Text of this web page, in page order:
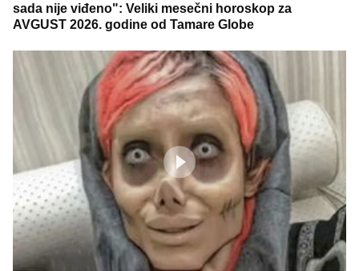
sada nije viđeno": Veliki mesečni horoskop za
AVGUST 2026. godine od Tamare Globe